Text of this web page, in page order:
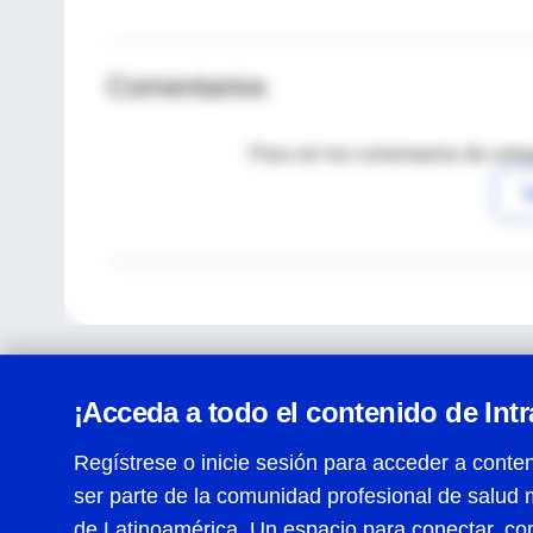
Comentarios
Para ver los comentarios de
¡Acceda a todo el contenido de
Regístrese o inicie sesión para acceder a
ser parte de la comunidad profesional de salud
Centro de Ayuda